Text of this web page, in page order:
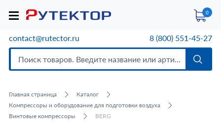
0
contact@rutector.ru 8 (800) 551-45-27
Главная страница
Каталог
Компрессоры и оборудование для подготовки воздуха
Винтовые компрессоры
BERG